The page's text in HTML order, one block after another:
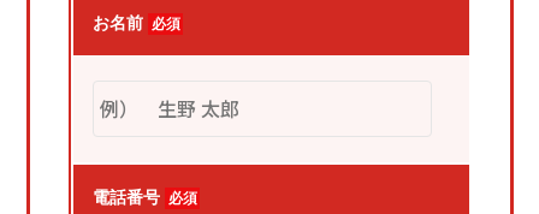
屋根工事
施工事例
お名前 必須
電話番号 必須